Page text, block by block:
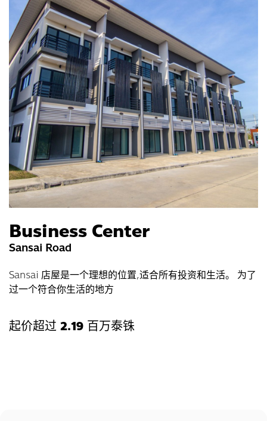
Business Center
Sansai Road
Sansai 店屋是一个理想的位置,适合所有投资和生活。 为了
过一个符合你生活的地方
起价超过2.19 百万泰铢